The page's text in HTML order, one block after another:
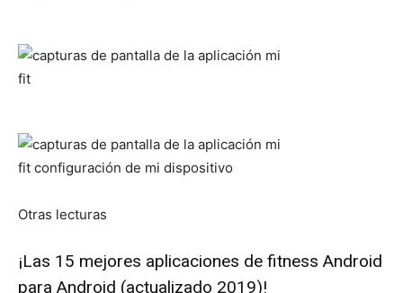
Otras lecturas
¡Las 15 mejores aplicaciones de fitness Android
para Android (actualizado 2019)!